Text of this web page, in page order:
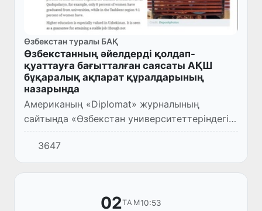
Өзбекстан туралы БАҚ
Өзбекстанның әйелдерді қолдап-
қуаттауға бағытталған саясаты АҚШ
бұқаралық ақпарат құралдарының
назарында
Американың «Diplomat» журналының
сайтында «Өзбекстан университеттеріндегі
гендерлік айырмашылықты жою» атты
мақала жарияланды.
3647
02ТАМ10:53